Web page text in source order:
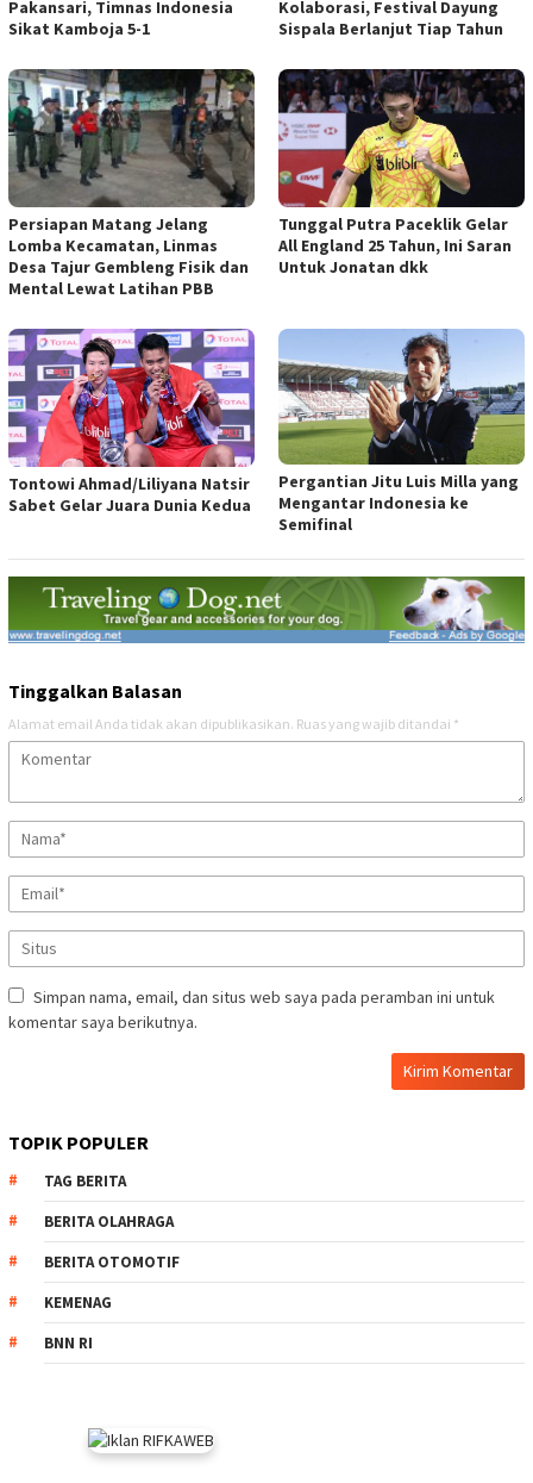
Pakansari, Timnas Indonesia
Sikat Kamboja 5-1
Kolaborasi, Festival Dayung
Sispala Berlanjut Tiap Tahun
Persiapan Matang Jelang
Lomba Kecamatan, Linmas
Desa Tajur Gembleng Fisik dan
Mental Lewat Latihan PBB
Tunggal Putra Paceklik Gelar
All England 25 Tahun, Ini Saran
Untuk Jonatan dkk
Tontowi Ahmad/Liliyana Natsir
Sabet Gelar Juara Dunia Kedua
Pergantian Jitu Luis Milla yang
Mengantar Indonesia ke
Semifinal
Tinggalkan Balasan
Alamat email Anda tidak akan dipublikasikan. Ruas yang wajib ditandai *
Simpan nama, email, dan situs web saya pada peramban ini untuk
komentar saya berikutnya.
TOPIK POPULER
TAG BERITA
BERITA OLAHRAGA
BERITA OTOMOTIF
KEMENAG
BNN RI